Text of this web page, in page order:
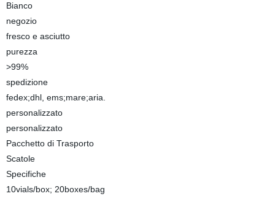
Bianco
negozio
fresco e asciutto
purezza
>99%
spedizione
fedex;dhl, ems;mare;aria.
personalizzato
personalizzato
Pacchetto di Trasporto
Scatole
Specifiche
10vials/box; 20boxes/bag